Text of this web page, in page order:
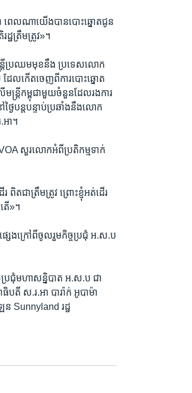
ពេលណា​យើង​បាន​បោះឆ្នោត​ជូន​
ឋ​ត្រឹមត្រូវ»។​
ន្ត្រី​ប្រ​ឈម​មុខ​នឹង​ ​ប្រ​ទេស​លោក​
ល​កើត​ចេញ​ពី​ការ​បោះឆ្នោត​
ន្ត្រី​កម្ពុជា​មួយ​ចំនួន​ដែល​រង​ការ​
ងៃ​បន្ត​បន្ទាប់​ប្រឆាំង​នឹង​លោក​
អា។
សួរ​លោក​អំពី​ប្រតិកម្ម​ទាក់​
ត​ជា​ត្រឹម​ត្រូវ​ ព្រោះ​ខ្ញុំ​អត់​ដើរ​
ើ»។​
ផ្សេង​ក្រៅ​ពី​ចូល​រួម​កិច្ច​ប្រជុំ​ ​អ.ស.ប​
រជុំម​ហា​សន្និបាត​ ​អ.ស.ប​ ​ជា​
ស.រ.អា​ ​បារ៉ាក់ អូបាម៉ា
Sunnyland រដ្ឋ​